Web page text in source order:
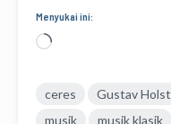
Menyukai ini:
Memuat...
ceres Gustav Holst
musik
musik klasik